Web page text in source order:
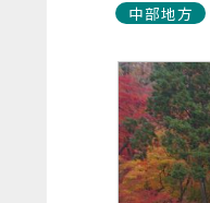
中部地方